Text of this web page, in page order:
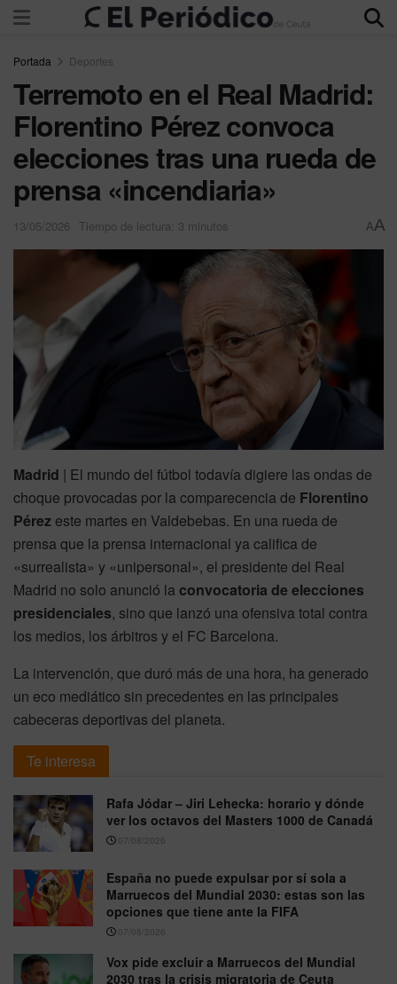
Portada Deportes
Terremoto en el Real Madrid:
Florentino Pérez convoca
elecciones tras una rueda de
prensa «incendiaria»
13/05/2026 Tiempo de lectura: 3 minutos AA
Madrid | El mundo del fútbol todavía digiere las ondas de
choque provocadas por la comparecencia de Florentino
Pérez este martes en Valdebebas. En una rueda de
prensa que la prensa internacional ya califica de
«surrealista» y «unipersonal», el presidente del Real
Madrid no solo anunció la convocatoria de elecciones
presidenciales, sino que lanzó una ofensiva total contra
los medios, los árbitros y el FC Barcelona.
La intervención, que duró más de una hora, ha generado
un eco mediático sin precedentes en las principales
cabeceras deportivas del planeta.
Te interesa
Rafa Jódar – Jiri Lehecka: horario y dónde
ver los octavos del Masters 1000 de Canadá
07/08/2026
España no puede expulsar por sí sola a
Marruecos del Mundial 2030: estas son las
opciones que tiene ante la FIFA
07/08/2026
Vox pide excluir a Marruecos del Mundial
2030 tras la crisis migratoria de Ceuta